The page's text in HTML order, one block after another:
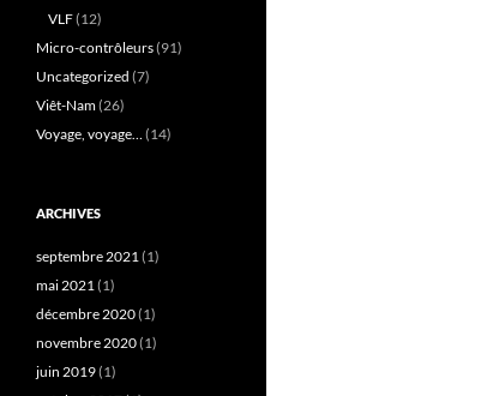
VLF(12)
Micro-contrôleurs(91)
Uncategorized (7)
Viêt-Nam(26)
Voyage, voyage…(14)
ARCHIVES
septembre 2021(1)
mai 2021(1)
décembre 2020(1)
novembre 2020(1)
juin 2019(1)